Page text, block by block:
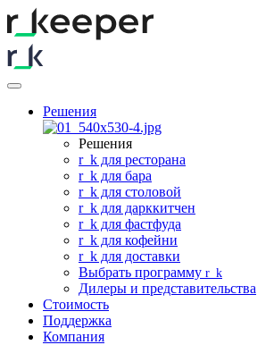
Решения
Решения
r_ k для ресторана
r_ k для бара
r_ k для столовой
r_ k для дарккитчен
r_ k для фастфуда
r_ k для кофейни
r_ k для доставки
Выбрать программу r k
Дилеры и представительства
Стоимость
Поддержка
Компания